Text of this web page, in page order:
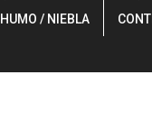
/ NIEBLA